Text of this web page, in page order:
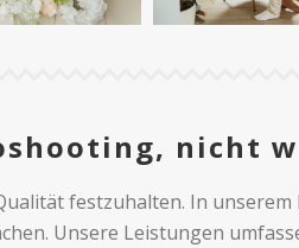
nicht
festzuhalten. In
Unsere Leistungen